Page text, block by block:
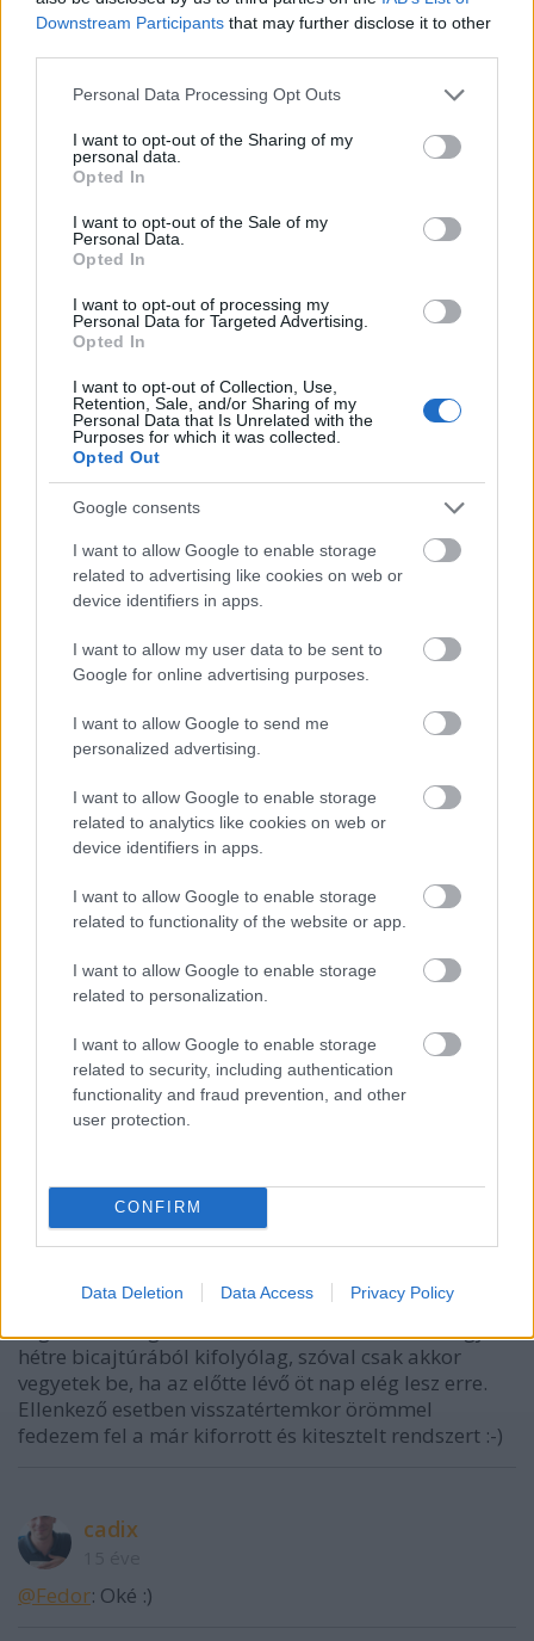
Downstream Participants that may further disclose it to other
Please note that this website/app uses one or more Google
not limited to your visit or usage behaviour. You may click to
grant or deny consent to Google and its third-party tags to
use your data for below specified purposes in below Google
consent section.
Personal Data Processing Opt Outs
I want to opt-out of the Sharing of my
personal data.
Opted In
I want to opt-out of the Sale of my
Personal Data.
Opted In
I want to opt-out of processing my
Personal Data for Targeted Advertising.
Opted In
I want to opt-out of Collection, Use,
Retention, Sale, and/or Sharing of my
Personal Data that Is Unrelated with the
Purposes for which it was collected.
Opted Out
Google consents
I want to allow Google to enable storage
related to advertising like cookies on web or
device identifiers in apps.
I want to allow my user data to be sent to
Google for online advertising purposes.
I want to allow Google to send me
personalized advertising.
I want to allow Google to enable storage
related to analytics like cookies on web or
device identifiers in apps.
I want to allow Google to enable storage
related to functionality of the website or app.
I want to allow Google to enable storage
related to personalization.
I want to allow Google to enable storage
related to security, including authentication
functionality and fraud prevention, and other
user protection.
CONFIRM
Data Deletion Data Access Privacy Policy
VAGY
thepret
várjuk!
L.A.
izgi és éljen.
Fedor
15 éve
"Augusztus első hetében zárt teszteléssel kezdünk,
az ebben részt vevő bloggerekkel egyeztetünk."
hogy ki kerül bele a körbe azt ti döntitek el
valamilyen kritérium alapján, vagy lehet jelentkezni?
cadix
15 éve
@Fedor: ezt szubjektíven döntjük/döntöttük el,
gyakorlatilag azok a bloggerek, akiket ismerünk,
vagy már sokat leveleztünk és úgy érezzük segíteni
tud tanácsaival. Neked fogunk írni ;)
Fedor
Hova lettek az eddigi kommentek?
15 éve
@Fedor: Na, úgylátszik mindig vannak gondok azzal
a szerverrel :-)
@cadix: Nem azért kérdeztem :-) Egyébként szívesen
segítek, de augusztus 6-ától netmentes leszek egy
hétre bicajtúrából kifolyólag, szóval csak akkor
vegyetek be, ha az előtte lévő öt nap elég lesz erre.
Ellenkező esetben visszatértemkor örömmel
fedezem fel a már kiforrott és kitesztelt rendszert :-)
cadix
@Fedor: Oké :)